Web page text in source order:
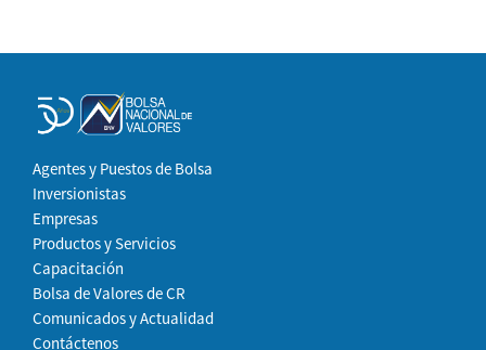
Agentes y Puestos de Bolsa
Inversionistas
Empresas
Productos y Servicios
Capacitación
Bolsa de Valores de CR
Comunicados y Actualidad
Contáctenos